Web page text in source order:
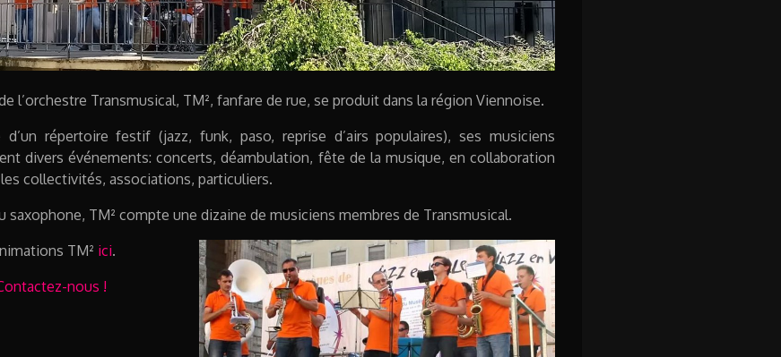
l’orchestre Transmusical, TM², fanfare de rue, se produit dans la région Viennoise.
d’un répertoire festif (jazz, funk, paso, reprise d’airs populaires), ses musiciens
divers événements: concerts, déambulation, fête de la musique, en collaboration
collectivités, associations, particuliers.
saxophone, TM² compte une dizaine de musiciens membres de Transmusical.
TM² ici.
nous !